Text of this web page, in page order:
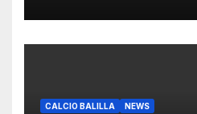
CALCIO BALILLA NEWS